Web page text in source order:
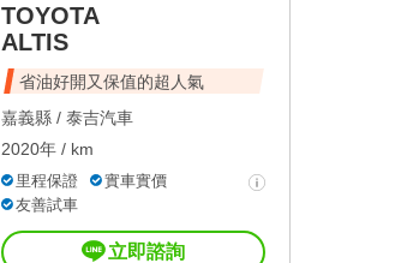
TOYOTA
ALTIS
省油好開又保值的超人氣
嘉義縣 / 泰吉汽車
2020年 / km
里程保證
實車實價
友善試車
立即諮詢